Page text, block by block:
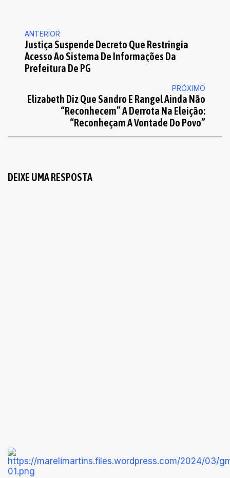
ANTERIOR
Justiça Suspende Decreto Que Restringia
Acesso Ao Sistema De Informações Da
Prefeitura De PG
PRÓXIMO
Elizabeth Diz Que Sandro E Rangel Ainda Não
“reconhecem” A Derrota Na Eleição:
“reconheçam A Vontade Do Povo”
DEIXE UMA RESPOSTA